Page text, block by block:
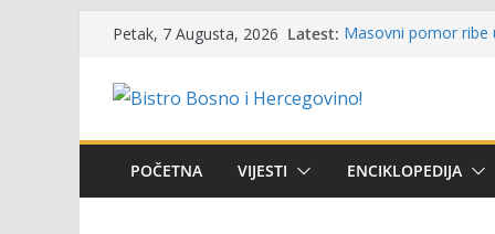
content
Petak, 7 Augusta, 2026 Latest: Masovni pomor ribe
(Banlozi)
i amura’
Obavještenje
POČETNA VIJESTI ENCIKLOPEDIJA